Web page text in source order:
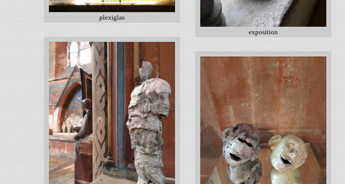
exposition
plexiglas